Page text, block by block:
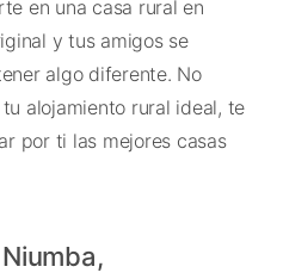
en una casa rural en
y tus amigos se
algo diferente. No
alojamiento rural ideal, te
por ti las mejores casas